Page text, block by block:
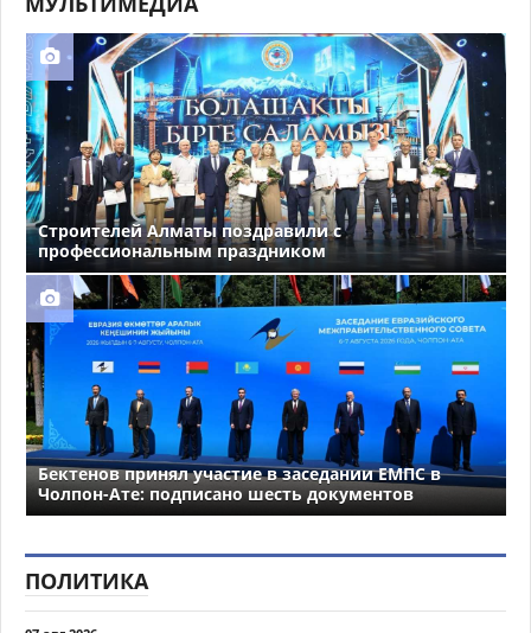
Строителей Алматы поздравили с
профессиональным праздником
Бектенов принял участие в заседании ЕМПС в
Чолпон-Ате: подписано шесть документов
ПОЛИТИКА